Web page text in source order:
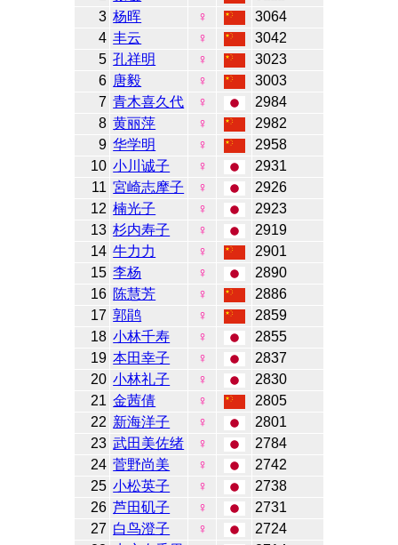
3 杨晖 ♀
3064
4 丰云 ♀
3042
5 孔祥明 ♀
3023
6 唐毅 ♀
3003
7 青木喜久代 ♀
2984
8 黄丽萍 ♀
2982
9 华学明 ♀
2958
10 小川诚子 ♀
2931
11 宮崎志摩子 ♀
2926
12 楠光子 ♀
2923
13 杉内寿子 ♀
2919
14 牛力力 ♀
2901
15 李杨 ♀
2890
16 陈慧芳 ♀
2886
17 郭鹃 ♀
2859
18 小林千寿 ♀
2855
19 本田幸子 ♀
2837
20 小林礼子 ♀
2830
21 金茜倩 ♀
2805
22 新海洋子 ♀
2801
23 武田美佐绪 ♀
2784
24 菅野尚美 ♀
2742
25 小松英子 ♀
2738
26 芦田矶子 ♀
2731
27 白鸟澄子 ♀
2724